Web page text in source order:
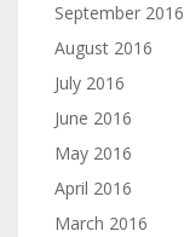
September 2016
August 2016
July 2016
June 2016
May 2016
April 2016
March 2016